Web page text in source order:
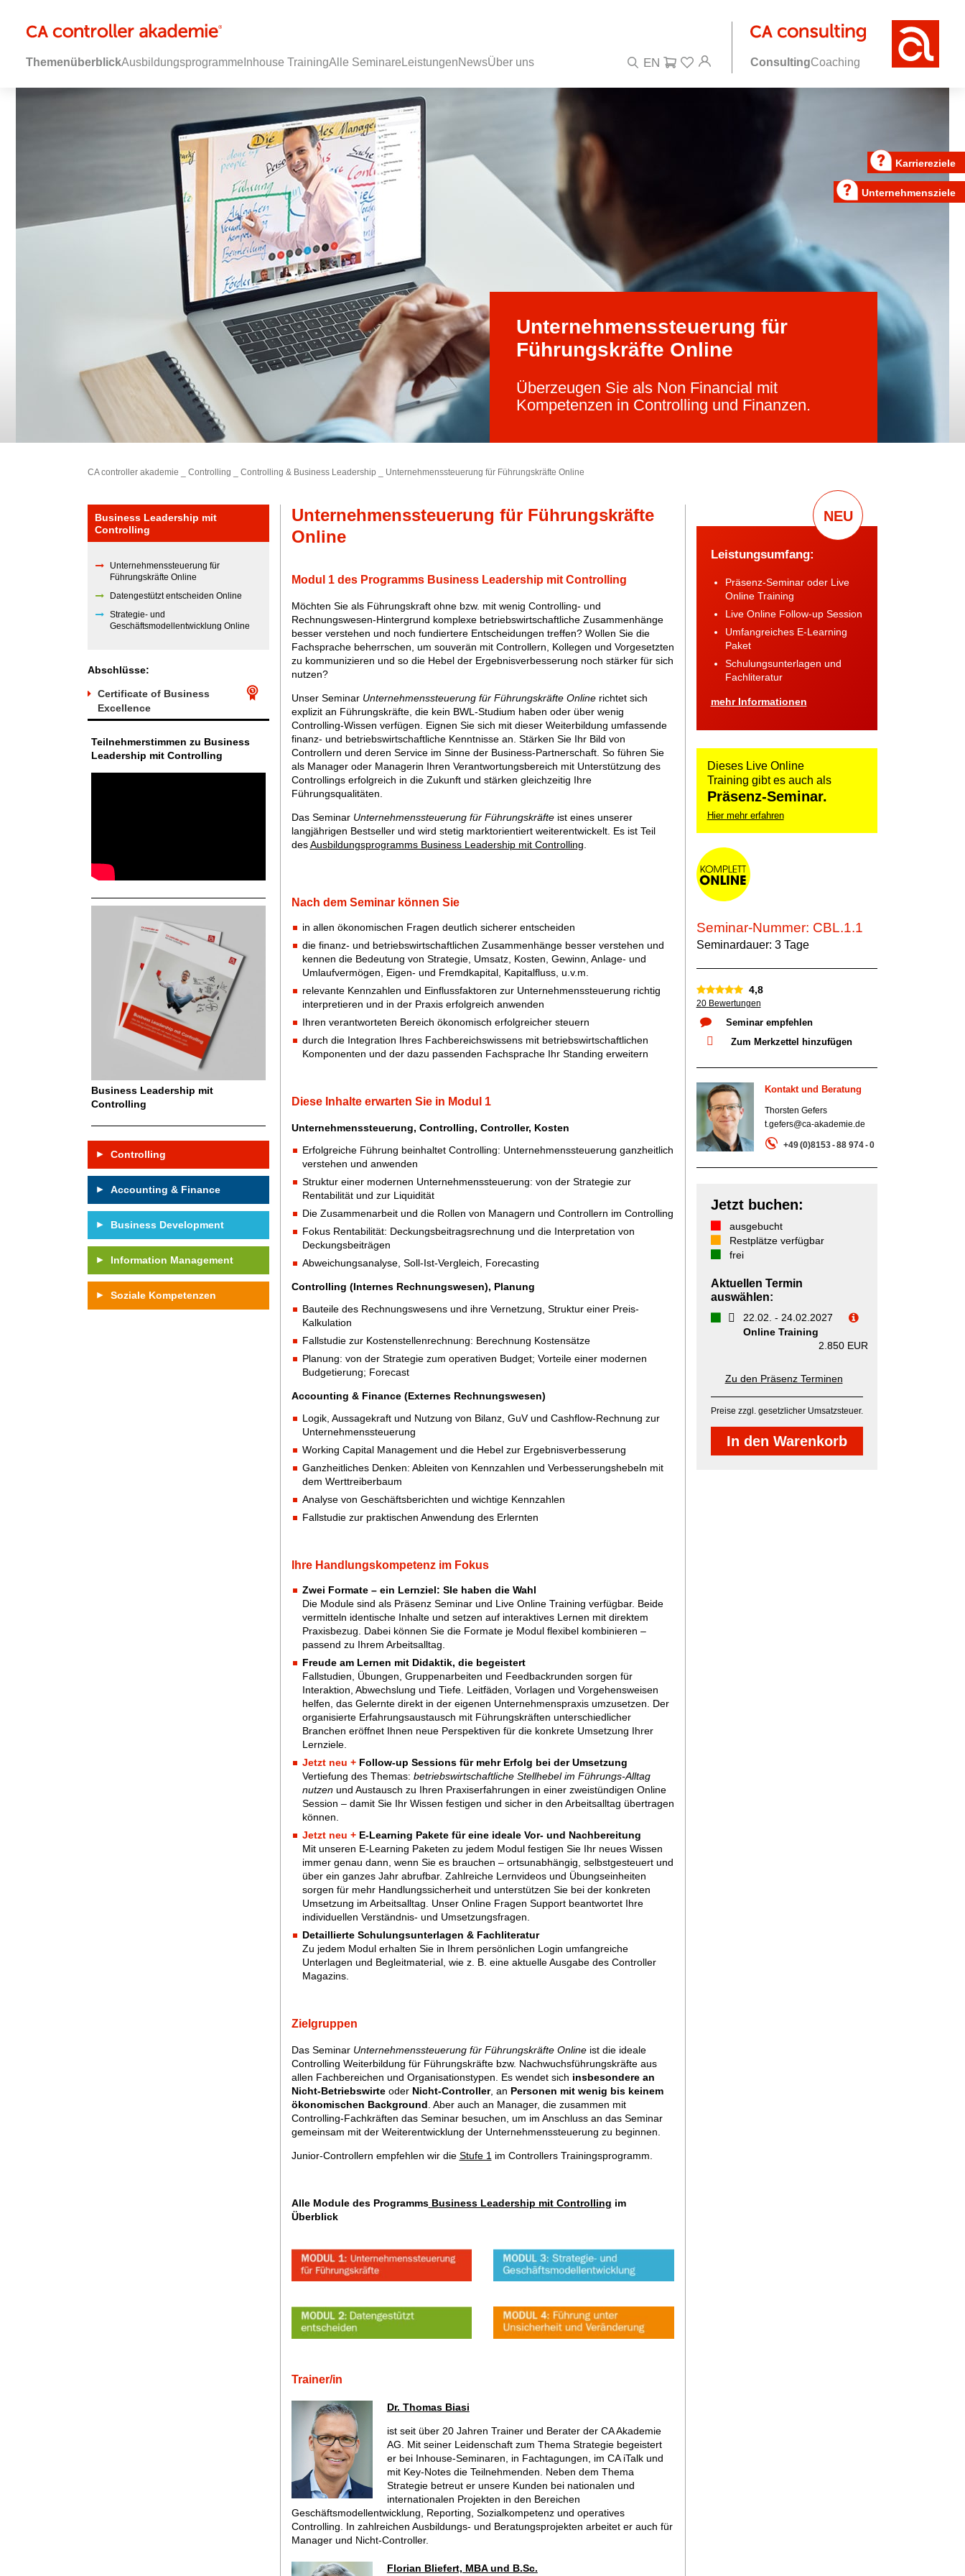
ThemenüberblickAusbildungsprogramme Inhouse TrainingAlle Seminare LeistungenNewsÜber uns ConsultingCoaching
Karriereziele
Unternehmensziele
Unternehmenssteuerung für
Führungskräfte Online
Überzeugen Sie als Non Financial mit
Kompetenzen in Controlling und Finanzen.
CA controller akademie Controlling Controlling & Business Leadership Unternehmenssteuerung für Führungskräfte Online
Business Leadership mit
Controlling
Unternehmenssteuerung für
Führungskräfte Online
Datengestützt entscheiden Online
Strategie- und
Geschäftsmodellentwicklung Online
Abschlüsse:
Certificate of Business
Excellence
Teilnehmerstimmen zu Business
Leadership mit Controlling
Business Leadership mit
Controlling
Controlling
Accounting & Finance
Business Development
Information Management
Soziale Kompetenzen
Unternehmenssteuerung für Führungskräfte
Online
Modul 1 des Programms Business Leadership mit Controlling
Möchten Sie als Führungskraft ohne bzw. mit wenig Controlling- und
Rechnungswesen-Hintergrund komplexe betriebswirtschaftliche Zusammenhänge
besser verstehen und noch fundiertere Entscheidungen treffen? Wollen Sie die
Fachsprache beherrschen, um souverän mit Controllern, Kollegen und Vorgesetzten
zu kommunizieren und so die Hebel der Ergebnisverbesserung noch stärker für sich
nutzen?
Unser Seminar Unternehmenssteuerung für Führungskräfte Onlinerichtet sich
explizit an Führungskräfte, die kein BWL-Studium haben oder über wenig
Controlling-Wissen verfügen. Eignen Sie sich mit dieser Weiterbildung umfassende
finanz- und betriebswirtschaftliche Kenntnisse an. Stärken Sie Ihr Bild von
Controllern und deren Service im Sinne der Business-Partnerschaft. So führen Sie
als Manager oder Managerin Ihren Verantwortungsbereich mit Unterstützung des
Controllings erfolgreich in die Zukunft und stärken gleichzeitig Ihre
Führungsqualitäten.
Das Seminar Unternehmenssteuerung für Führungskräfteist eines unserer
langjährigen Bestseller und wird stetig marktorientiert weiterentwickelt. Es ist Teil
desAusbildungsprogramms Business Leadership mit Controlling.
Nach dem Seminar können Sie
in allen ökonomischen Fragen deutlich sicherer entscheiden
die finanz- und betriebswirtschaftlichen Zusammenhänge besser verstehen und
kennen die Bedeutung von Strategie, Umsatz, Kosten, Gewinn, Anlage- und
Umlaufvermögen, Eigen- und Fremdkapital, Kapitalfluss, u.v.m.
relevante Kennzahlen und Einflussfaktoren zur Unternehmenssteuerung richtig
interpretieren und in der Praxis erfolgreich anwenden
Ihren verantworteten Bereich ökonomisch erfolgreicher steuern
durch die Integration Ihres Fachbereichswissens mit betriebswirtschaftlichen
Komponenten und der dazu passenden Fachsprache Ihr Standing erweitern
Diese Inhalte erwarten Sie in Modul 1
Unternehmenssteuerung, Controlling, Controller, Kosten
Erfolgreiche Führung beinhaltet Controlling: Unternehmenssteuerung ganzheitlich
verstehen und anwenden
Struktur einer modernen Unternehmenssteuerung: von der Strategie zur
Rentabilität und zur Liquidität
Die Zusammenarbeit und die Rollen von Managern und Controllern im Controlling
Fokus Rentabilität: Deckungsbeitragsrechnung und die Interpretation von
Deckungsbeiträgen
Abweichungsanalyse, Soll-Ist-Vergleich, Forecasting
Controlling (Internes Rechnungswesen), Planung
Bauteile des Rechnungswesens und ihre Vernetzung, Struktur einer Preis-
Kalkulation
Fallstudie zur Kostenstellenrechnung: Berechnung Kostensätze
Planung: von der Strategie zum operativen Budget; Vorteile einer modernen
Budgetierung; Forecast
Accounting & Finance (Externes Rechnungswesen)
Logik, Aussagekraft und Nutzung von Bilanz, GuV und Cashflow-Rechnung zur
Unternehmenssteuerung
Working Capital Management und die Hebel zur Ergebnisverbesserung
Ganzheitliches Denken: Ableiten von Kennzahlen und Verbesserungshebeln mit
dem Werttreiberbaum
Analyse von Geschäftsberichten und wichtige Kennzahlen
Fallstudie zur praktischen Anwendung des Erlernten
Ihre Handlungskompetenz im Fokus
Zwei Formate – ein Lernziel: SIe haben die Wahl
Die Module sind als Präsenz Seminar und Live Online Training verfügbar. Beide
vermitteln identische Inhalte und setzen auf interaktives Lernen mit direktem
Praxisbezug. Dabei können Sie die Formate je Modul flexibel kombinieren –
passend zu Ihrem Arbeitsalltag.
Freude am Lernen mit Didaktik, die begeistert
Fallstudien, Übungen, Gruppenarbeiten und Feedbackrunden sorgen für
Interaktion, Abwechslung und Tiefe. Leitfäden, Vorlagen und Vorgehensweisen
helfen, das Gelernte direkt in der eigenen Unternehmenspraxis umzusetzen. Der
organisierte Erfahrungsaustausch mit Führungskräften unterschiedlicher
Branchen eröffnet Ihnen neue Perspektiven für die konkrete Umsetzung Ihrer
Lernziele.
Jetzt neu + Follow-up Sessions für mehr Erfolg bei der Umsetzung
Vertiefung des Themas: betriebswirtschaftliche Stellhebel im Führungs-Alltag
nutzenund Austausch zu Ihren Praxiserfahrungen in einer zweistündigen Online
Session – damit Sie Ihr Wissen festigen und sicher in den Arbeitsalltag übertragen
können.
Jetzt neu + E-Learning Pakete für eine ideale Vor- und Nachbereitung
Mit unseren E-Learning Paketen zu jedem Modul festigen Sie Ihr neues Wissen
immer genau dann, wenn Sie es brauchen – ortsunabhängig, selbstgesteuert und
über ein ganzes Jahr abrufbar. Zahlreiche Lernvideos und Übungseinheiten
sorgen für mehr Handlungssicherheit und unterstützen Sie bei der konkreten
Umsetzung im Arbeitsalltag. Unser Online Fragen Support beantwortet Ihre
individuellen Verständnis- und Umsetzungsfragen.
Detaillierte Schulungsunterlagen & Fachliteratur
Zu jedem Modul erhalten Sie in Ihrem persönlichen Login umfangreiche
Unterlagen und Begleitmaterial, wie z. B. eine aktuelle Ausgabe des Controller
Magazins.
Zielgruppen
Das Seminar Unternehmenssteuerung für Führungskräfte Onlineist die ideale
Controlling Weiterbildung für Führungskräfte bzw. Nachwuchsführungskräfte aus
allen Fachbereichen und Organisationstypen. Es wendet sich insbesondere an
Nicht-Betriebswirteoder Nicht-Controller, an Personen mit wenig bis keinem
ökonomischen Background . Aber auch an Manager, die zusammen mit
Controlling-Fachkräften das Seminar besuchen, um im Anschluss an das Seminar
gemeinsam mit der Weiterentwicklung der Unternehmenssteuerung zu beginnen.
Junior-Controllern empfehlen wir die Stufe 1 im Controllers Trainingsprogramm.
Alle Module des ProgrammsBusiness Leadership mit Controlling im
Überblick
Trainer/in
Dr. Thomas Biasi
ist seit über 20 Jahren Trainer und Berater der CA Akademie
AG. Mit seiner Leidenschaft zum Thema Strategie begeistert
er bei Inhouse-Seminaren, in Fachtagungen, im CA iTalk und
mit Key-Notes die Teilnehmenden. Neben dem Thema
Strategie betreut er unsere Kunden bei nationalen und
internationalen Projekten in den Bereichen
Geschäftsmodellentwicklung, Reporting, Sozialkompetenz und operatives
Controlling. In zahlreichen Ausbildungs- und Beratungsprojekten arbeitet er auch für
Manager und Nicht-Controller.
Florian Bliefert, MBA und B.Sc.
NEU
Leistungsumfang:
Präsenz-Seminar oder Live
Online Training
Live Online Follow-up Session
Umfangreiches E-Learning
Paket
Schulungsunterlagen und
Fachliteratur
mehr Informationen
Dieses Live Online
Training gibt es auch als
Präsenz-Seminar.
Hier mehr erfahren
Seminar-Nummer: CBL.1.1
Seminardauer: 3 Tage
4,8
20 Bewertungen
Seminar empfehlen
Zum Merkzettel hinzufügen
Kontakt und Beratung
Thorsten Gefers
t.gefers@ca-akademie.de
+49 (0)8153 - 88 974 - 0
Jetzt buchen:
ausgebucht
Restplätze verfügbar
frei
Aktuellen Termin
auswählen:
22.02. - 24.02.2027
Online Training
2.850 EUR
Zu den Präsenz Terminen
Preise zzgl. gesetzlicher Umsatzsteuer.